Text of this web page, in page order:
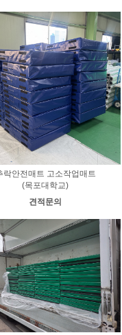
락안전매트 고소작업매트
(목포대학교)
견적문의